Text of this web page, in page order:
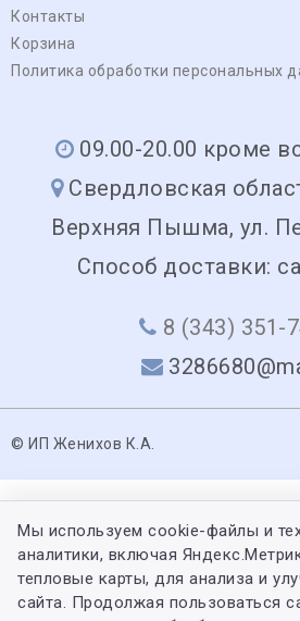
Контакты
Корзина
Политика обработки персональных
09.00-20.00 кроме
Свердловская
Верхняя Пышма, ул.
Способ доставки:
8 (343) 351-
© ИП Женихов К.А.
Мы используем cookie-файлы и
аналитики, включая
тепловые карты, для анализа и
сайта. Продолжая пользоваться